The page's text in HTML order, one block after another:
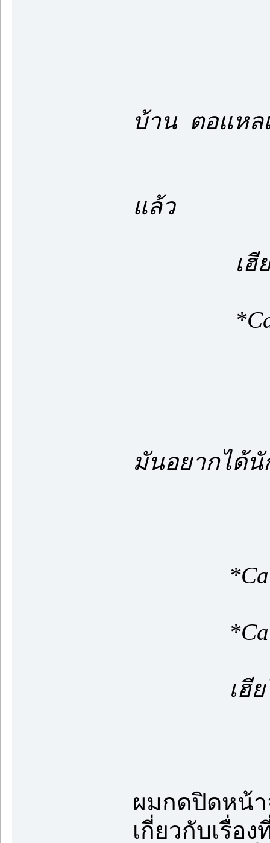
บ้าน ตอแหล
แล้ว
เฮียเชื่อ
มันอยากได้นั
เฮียโรม
ผมกดปิดหน้
เกี่ยวกับเรื่อ